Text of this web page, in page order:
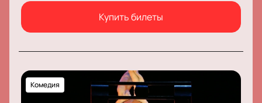
Купить билеты
Комедия